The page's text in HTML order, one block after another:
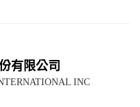
有限公司
INC